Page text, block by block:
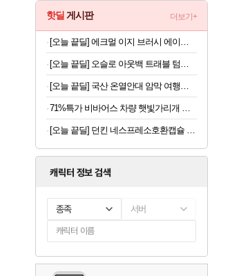
핫딜 게시판 더보기+
[오늘 끝딜] 던킨 네스프레소호환캡슐 커피 캡슐 5종 120개입
캐릭터 정보 검색
종족 서버